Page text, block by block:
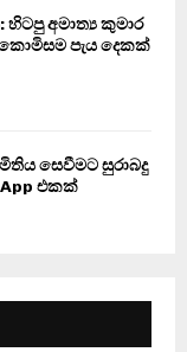
අමාත්‍ය කුමාර
පැය දෙකක්
සෙවීමට සුරාබදු
එකක්